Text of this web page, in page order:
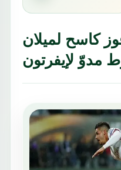
كاسح لميلان
مدوّ لإيفرتون